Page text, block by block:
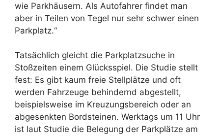
wie Parkhäusern. Als Autofahrer findet man
aber in Teilen von Tegel nur sehr schwer einen
Parkplatz.“
Tatsächlich gleicht die Parkplatzsuche in
Stoßzeiten einem Glücksspiel. Die Studie stellt
fest: Es gibt kaum freie Stellplätze und oft
werden Fahrzeuge behindernd abgestellt,
beispielsweise im Kreuzungsbereich oder an
abgesenkten Bordsteinen. Werktags um 11 Uhr
ist laut Studie die Belegung der Parkplätze am